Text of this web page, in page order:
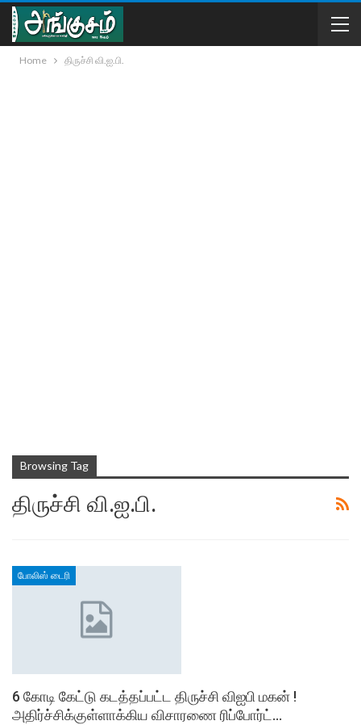
Home திருச்சி வி.ஐ.பி.
Browsing Tag
திருச்சி வி.ஐ.பி.
போலிஸ் டைரி
6 கோடி கேட்டு கடத்தப்பட்ட திருச்சி விஐபி மகன் !
அதிர்ச்சிக்குள்ளாக்கிய விசாரணை ரிப்போர்ட்…